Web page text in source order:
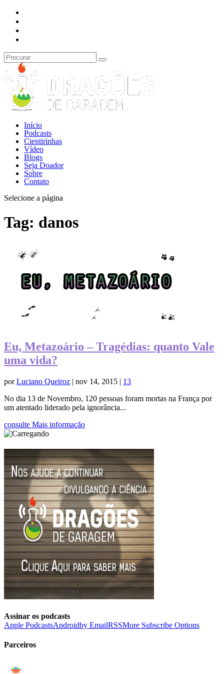
Início
Podcasts
Cientirinhas
Vídeo
Blogs
Seja Doador
Sobre
Contato
Selecione a página
Tag: danos
Eu, Metazoário – Tragédias: quanto Vale
uma vida?
porLuciano Queiroz | nov 14, 2015 | 13
No dia 13 de Novembro, 120 pessoas foram mortas na França por
um atentado liderado pela ignorância...
consulte Mais informação
Assinar os podcasts
Apple PodcastsAndroidby EmailRSSMore Subscribe Options
Parceiros